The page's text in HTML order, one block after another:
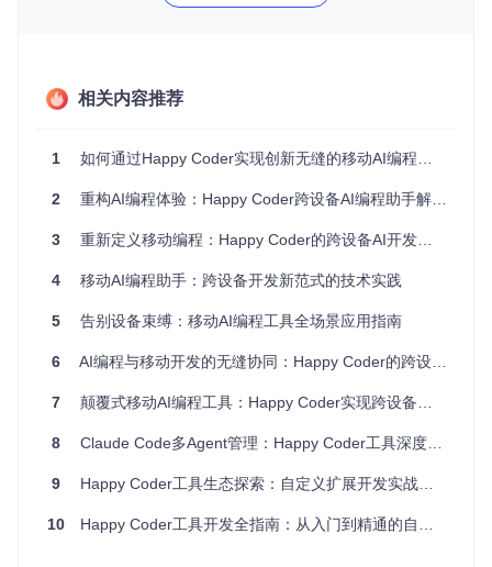
Happy Coder的核心创新在于其分布式会话管理架构。通过将
码生成请求，在通勤途中可通过手机继续查看进度；会议间隙
整个过程无需手动导出/导入上下文，平均减少85%的设备切换
针对移动场景的特殊性，Happy Coder开发了优化的语音交互
模式。不同于传统语音转文字的简单处理，系统能识别编程领
域特定术语和上下文，支持15种语言的技术指令直接解析。在
实验环境中，使用语音交互的开发者完成同等复杂度的代码修
改任务，比传统输入方式平均节省37%的时间，尤其适合移动
场景下的快速指令输入和状态查询。
集。通过happy命令统一调用Claude Code和Codex能力，配
发起，多端响应"的协作模式。工具链内置的状态感知功能会
相关内容推荐
1 如何通过Happy Coder实现创新无缝的移动AI编程体验
2 重构AI编程体验：Happy Coder跨设备AI编程助手解决方案
3 重新定义移动编程：Happy Coder的跨设备AI开发实践
4 移动AI编程助手：跨设备开发新范式的技术实践
5 告别设备束缚：移动AI编程工具全场景应用指南
6 AI编程与移动开发的无缝协同：Happy Coder的跨设备开发解决方案
7 颠覆式移动AI编程工具：Happy Coder实现跨设备无缝开发体验
8 Claude Code多Agent管理：Happy Coder工具深度测评
9 Happy Coder工具生态探索：自定义扩展开发实战指南
10 Happy Coder工具开发全指南：从入门到精通的自定义扩展之路